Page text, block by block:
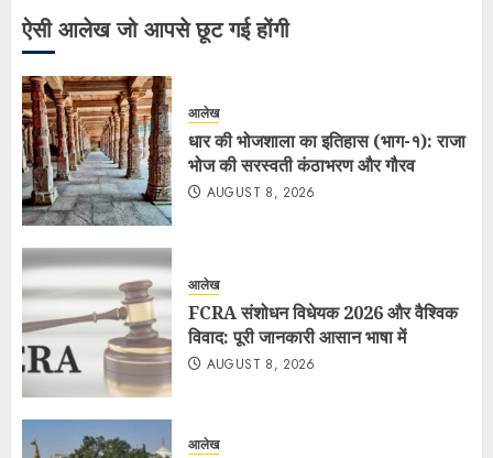
ऐसी आलेख जो आपसे छूट गई होंगी
आलेख
धार की भोजशाला का इतिहास (भाग-१): राजा
भोज की सरस्वती कंठाभरण और गौरव
AUGUST 8, 2026
आलेख
FCRA संशोधन विधेयक 2026 और वैश्विक
विवाद: पूरी जानकारी आसान भाषा में
AUGUST 8, 2026
आलेख